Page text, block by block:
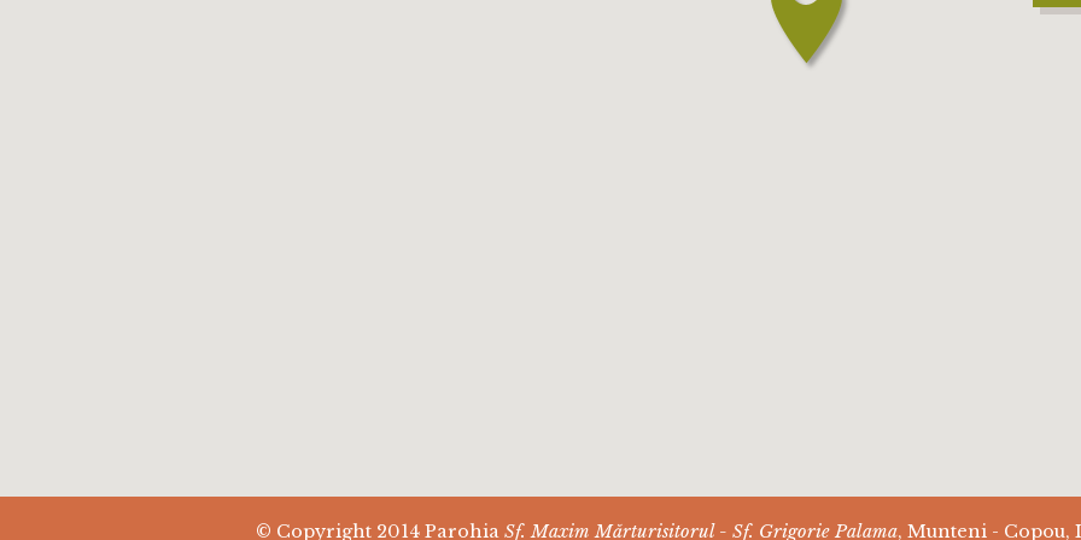
© Copyright 2014 Parohia Sf. Maxim Mărturisitorul - Sf. Grigorie Palama, Munteni - Copou,